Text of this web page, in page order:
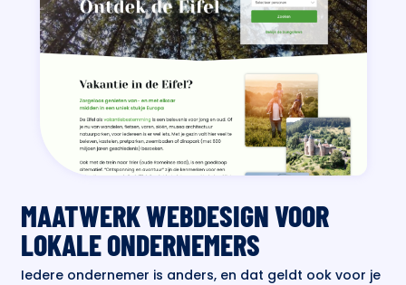
MAATWERK WEBDESIGN VOOR
LOKALE ONDERNEMERS
Iedere ondernemer is anders, en dat geldt ook voor je